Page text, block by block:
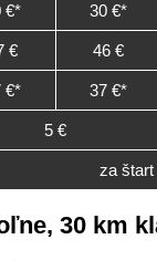
€* 30 €*
€ 46 €
€* 37 €*
5 €
za
30 km